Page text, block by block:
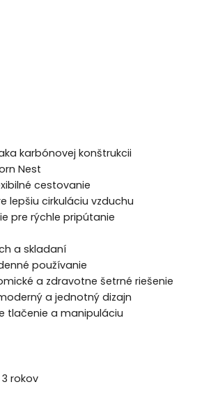
karbónovej konštrukcii
Nest
cestovanie
lepšiu cirkuláciu vzduchu
pre rýchle pripútanie
a skladaní
používanie
a zdravotne šetrné riešenie
a jednotný dizajn
tlačenie a manipuláciu
rokov